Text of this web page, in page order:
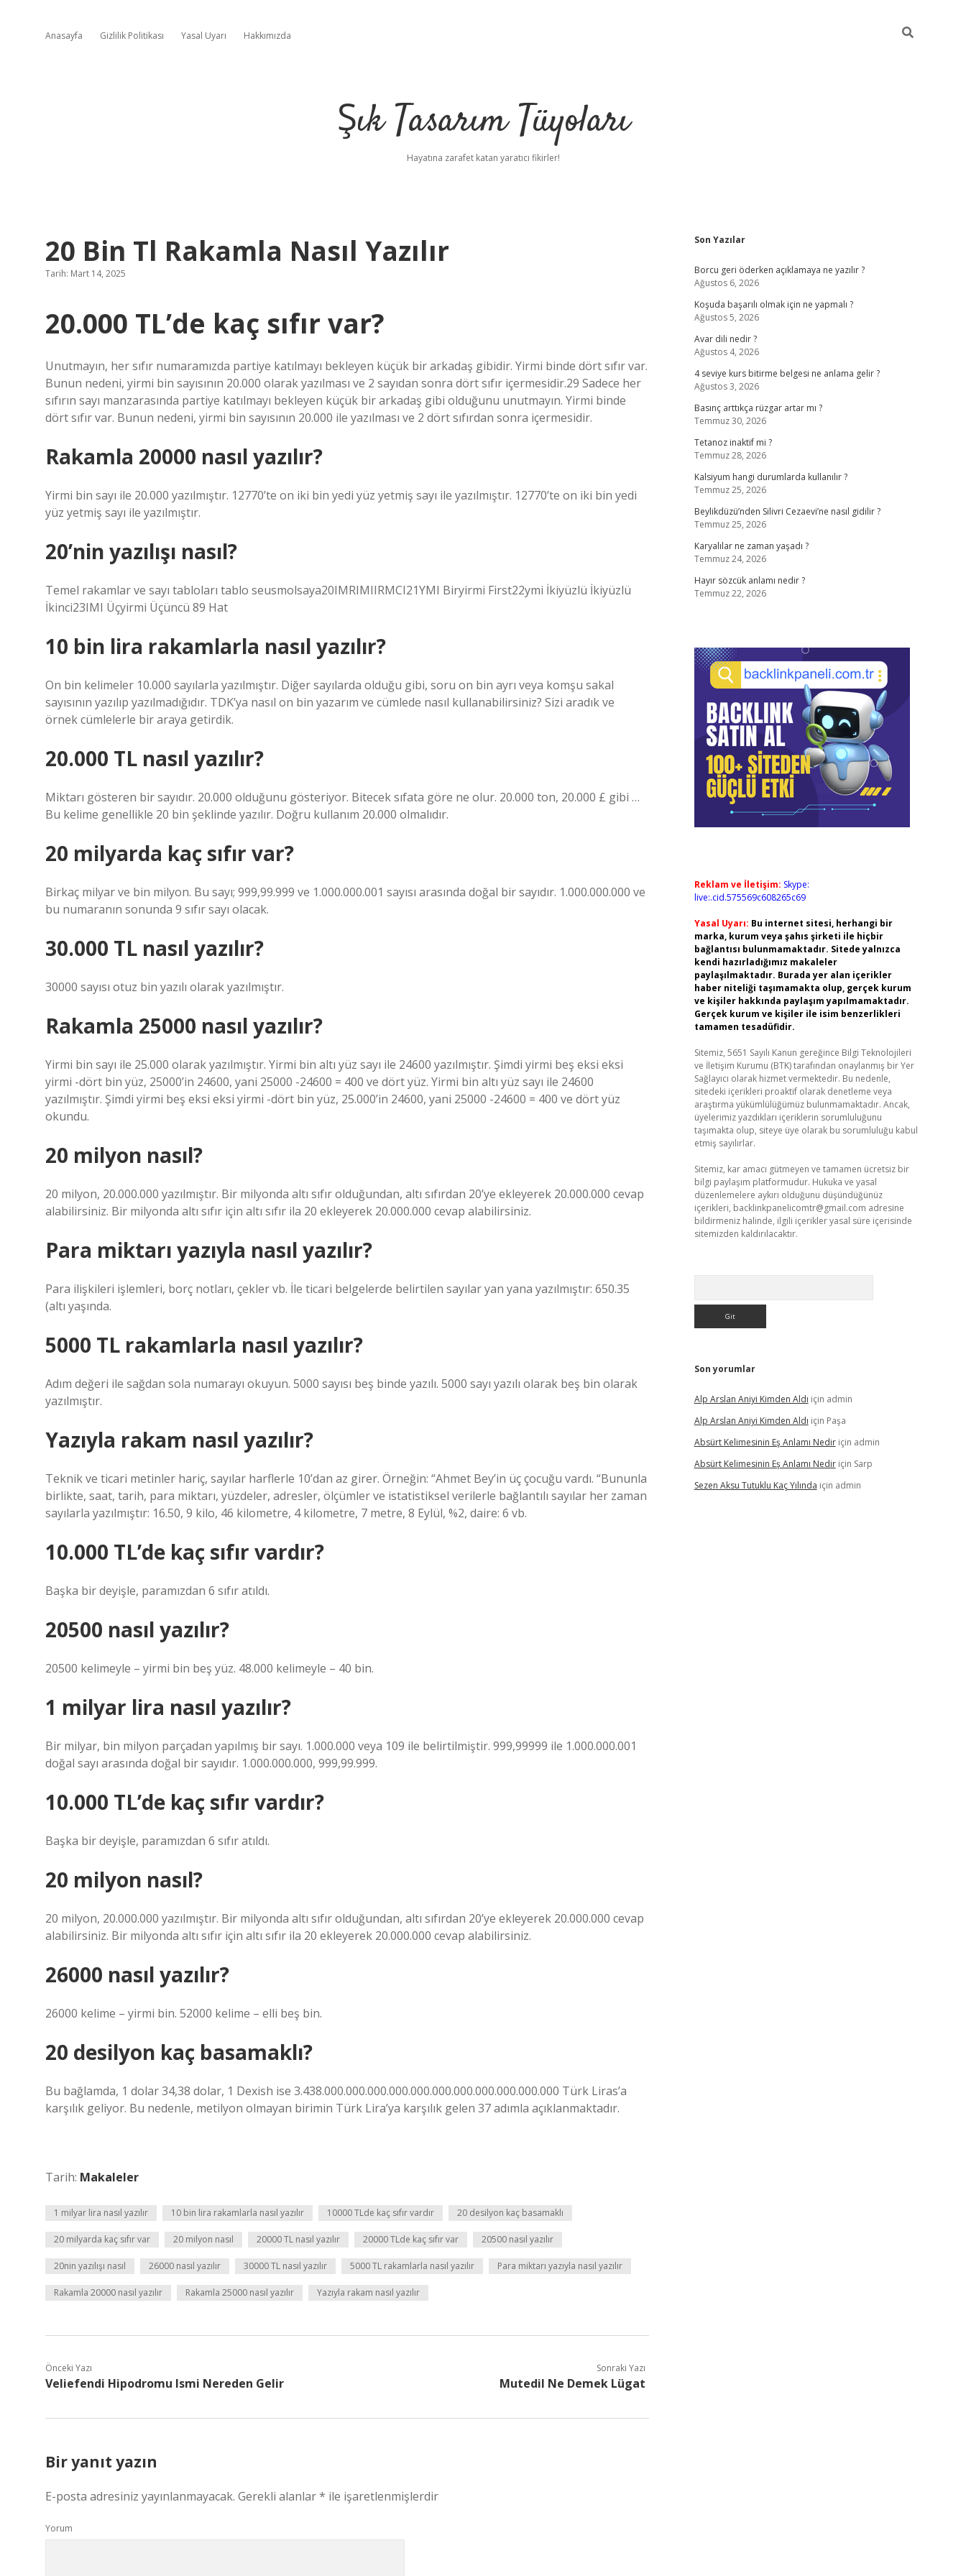
Anasayfa Gizlilik Politikası Yasal Uyarı Hakkımızda
Şık Tasarım Tüyoları
Hayatına zarafet katan yaratıcı fikirler!
20 Bin Tl Rakamla Nasıl Yazılır
Tarih: Mart 14, 2025
20.000 TL’de kaç sıfır var?
Unutmayın, her sıfır numaramızda partiye katılmayı bekleyen küçük bir arkadaş gibidir. Yirmi binde dört sıfır var.
Bunun nedeni, yirmi bin sayısının 20.000 olarak yazılması ve 2 sayıdan sonra dört sıfır içermesidir.29 Sadece her
sıfırın sayı manzarasında partiye katılmayı bekleyen küçük bir arkadaş gibi olduğunu unutmayın. Yirmi binde
dört sıfır var. Bunun nedeni, yirmi bin sayısının 20.000 ile yazılması ve 2 dört sıfırdan sonra içermesidir.
Rakamla 20000 nasıl yazılır?
Yirmi bin sayı ile 20.000 yazılmıştır. 12770’te on iki bin yedi yüz yetmiş sayı ile yazılmıştır. 12770’te on iki bin yedi
yüz yetmiş sayı ile yazılmıştır.
20’nin yazılışı nasıl?
Temel rakamlar ve sayı tabloları tablo seusmolsaya20IMRIMIIRMCI21YMI Biryirmi First22ymi İkiyüzlü İkiyüzlü
İkinci23IMI Üçyirmi Üçüncü 89 Hat
10 bin lira rakamlarla nasıl yazılır?
On bin kelimeler 10.000 sayılarla yazılmıştır. Diğer sayılarda olduğu gibi, soru on bin ayrı veya komşu sakal
sayısının yazılıp yazılmadığıdır. TDK’ya nasıl on bin yazarım ve cümlede nasıl kullanabilirsiniz? Sizi aradık ve
örnek cümlelerle bir araya getirdik.
20.000 TL nasıl yazılır?
Miktarı gösteren bir sayıdır. 20.000 olduğunu gösteriyor. Bitecek sıfata göre ne olur. 20.000 ton, 20.000 £ gibi …
Bu kelime genellikle 20 bin şeklinde yazılır. Doğru kullanım 20.000 olmalıdır.
20 milyarda kaç sıfır var?
Birkaç milyar ve bin milyon. Bu sayı; 999,99.999 ve 1.000.000.001 sayısı arasında doğal bir sayıdır. 1.000.000.000 ve
bu numaranın sonunda 9 sıfır sayı olacak.
30.000 TL nasıl yazılır?
30000 sayısı otuz bin yazılı olarak yazılmıştır.
Rakamla 25000 nasıl yazılır?
Yirmi bin sayı ile 25.000 olarak yazılmıştır. Yirmi bin altı yüz sayı ile 24600 yazılmıştır. Şimdi yirmi beş eksi eksi
yirmi -dört bin yüz, 25000’in 24600, yani 25000 -24600 = 400 ve dört yüz. Yirmi bin altı yüz sayı ile 24600
yazılmıştır. Şimdi yirmi beş eksi eksi yirmi -dört bin yüz, 25.000’in 24600, yani 25000 -24600 = 400 ve dört yüz
okundu.
20 milyon nasıl?
20 milyon, 20.000.000 yazılmıştır. Bir milyonda altı sıfır olduğundan, altı sıfırdan 20’ye ekleyerek 20.000.000 cevap
alabilirsiniz. Bir milyonda altı sıfır için altı sıfır ila 20 ekleyerek 20.000.000 cevap alabilirsiniz.
Para miktarı yazıyla nasıl yazılır?
Para ilişkileri işlemleri, borç notları, çekler vb. İle ticari belgelerde belirtilen sayılar yan yana yazılmıştır: 650.35
(altı yaşında.
5000 TL rakamlarla nasıl yazılır?
Adım değeri ile sağdan sola numarayı okuyun. 5000 sayısı beş binde yazılı. 5000 sayı yazılı olarak beş bin olarak
yazılmıştır.
Yazıyla rakam nasıl yazılır?
Teknik ve ticari metinler hariç, sayılar harflerle 10’dan az girer. Örneğin: “Ahmet Bey’in üç çocuğu vardı. “Bununla
birlikte, saat, tarih, para miktarı, yüzdeler, adresler, ölçümler ve istatistiksel verilerle bağlantılı sayılar her zaman
sayılarla yazılmıştır: 16.50, 9 kilo, 46 ​​kilometre, 4 kilometre, 7 metre, 8 Eylül, %2, daire: 6 vb.
10.000 TL’de kaç sıfır vardır?
Başka bir deyişle, paramızdan 6 sıfır atıldı.
20500 nasıl yazılır?
20500 kelimeyle – yirmi bin beş yüz. 48.000 kelimeyle – 40 bin.
1 milyar lira nasıl yazılır?
Bir milyar, bin milyon parçadan yapılmış bir sayı. 1.000.000 veya 109 ile belirtilmiştir. 999,99999 ile 1.000.000.001
doğal sayı arasında doğal bir sayıdır. 1.000.000.000, 999,99.999.
10.000 TL’de kaç sıfır vardır?
Başka bir deyişle, paramızdan 6 sıfır atıldı.
20 milyon nasıl?
20 milyon, 20.000.000 yazılmıştır. Bir milyonda altı sıfır olduğundan, altı sıfırdan 20’ye ekleyerek 20.000.000 cevap
alabilirsiniz. Bir milyonda altı sıfır için altı sıfır ila 20 ekleyerek 20.000.000 cevap alabilirsiniz.
26000 nasıl yazılır?
26000 kelime – yirmi bin. 52000 kelime – elli beş bin.
20 desilyon kaç basamaklı?
Bu bağlamda, 1 dolar 34,38 dolar, 1 Dexish ise 3.438.000.000.000.000.000.000.000.000.000.000.000 Türk Liras’a
karşılık geliyor. Bu nedenle, metilyon olmayan birimin Türk Lira’ya karşılık gelen 37 adımla açıklanmaktadır.
Tarih: Makaleler
1 milyar lira nasıl yazılır 10 bin lira rakamlarla nasıl yazılır 10000 TLde kaç sıfır vardır 20 desilyon kaç basamaklı
20 milyarda kaç sıfır var 20 milyon nasıl 20000 TL nasıl yazılır 20000 TLde kaç sıfır var 20500 nasıl yazılır
20nin yazılışı nasıl 26000 nasıl yazılır 30000 TL nasıl yazılır 5000 TL rakamlarla nasıl yazılır Para miktarı yazıyla nasıl yazılır
Rakamla 20000 nasıl yazılır Rakamla 25000 nasıl yazılır Yazıyla rakam nasıl yazılır
Önceki Yazı
Veliefendi Hipodromu Ismi Nereden Gelir
Sonraki Yazı
Mutedil Ne Demek Lügat
Bir yanıt yazın
E-posta adresiniz yayınlanmayacak. Gerekli alanlar* ile işaretlenmişlerdir
Yorum
Sidebar
Son Yazılar
Borcu geri öderken açıklamaya ne yazılır ?
Ağustos 6, 2026
Koşuda başarılı olmak için ne yapmalı ?
Ağustos 5, 2026
Avar dili nedir ?
Ağustos 4, 2026
4 seviye kurs bitirme belgesi ne anlama gelir ?
Ağustos 3, 2026
Basınç arttıkça rüzgar artar mı ?
Temmuz 30, 2026
Tetanoz inaktif mi ?
Temmuz 28, 2026
Kalsiyum hangi durumlarda kullanılır ?
Temmuz 25, 2026
Beylikdüzü’nden Silivri Cezaevi’ne nasıl gidilir ?
Temmuz 25, 2026
Karyalılar ne zaman yaşadı ?
Temmuz 24, 2026
Hayır sözcük anlamı nedir ?
Temmuz 22, 2026
Reklam ve İletişim: Skype:
live:.cid.575569c608265c69
Yasal Uyarı: Bu internet sitesi, herhangi bir
marka, kurum veya şahıs şirketi ile hiçbir
bağlantısı bulunmamaktadır. Sitede yalnızca
kendi hazırladığımız makaleler
paylaşılmaktadır. Burada yer alan içerikler
haber niteliği taşımamakta olup, gerçek kurum
ve kişiler hakkında paylaşım yapılmamaktadır.
Gerçek kurum ve kişiler ile isim benzerlikleri
tamamen tesadüfidir.
Sitemiz, 5651 Sayılı Kanun gereğince Bilgi Teknolojileri
ve İletişim Kurumu (BTK) tarafından onaylanmış bir Yer
Sağlayıcı olarak hizmet vermektedir. Bu nedenle,
sitedeki içerikleri proaktif olarak denetleme veya
araştırma yükümlülüğümüz bulunmamaktadır. Ancak,
üyelerimiz yazdıkları içeriklerin sorumluluğunu
taşımakta olup, siteye üye olarak bu sorumluluğu kabul
etmiş sayılırlar.
Sitemiz, kar amacı gütmeyen ve tamamen ücretsiz bir
bilgi paylaşım platformudur. Hukuka ve yasal
düzenlemelere aykırı olduğunu düşündüğünüz
içerikleri, backlinkpanelicomtr@gmail.com adresine
bildirmeniz halinde, ilgili içerikler yasal süre içerisinde
sitemizden kaldırılacaktır.
Son yorumlar
Alp Arslan Aniyi Kimden Aldı için admin
Alp Arslan Aniyi Kimden Aldı için Paşa
Absürt Kelimesinin Eş Anlamı Nediriçin admin
Absürt Kelimesinin Eş Anlamı Nediriçin Sarp
Sezen Aksu Tutuklu Kaç Yılında için admin